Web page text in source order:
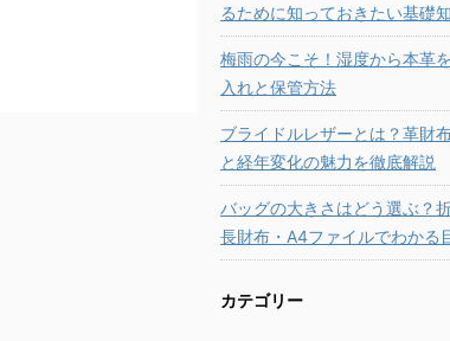
るために知っておきたい基礎
梅雨の今こそ！湿度から本革
入れと保管方法
ブライドルレザーとは？革財
と経年変化の魅力を徹底解説
バッグの大きさはどう選ぶ？
長財布・A4ファイルでわかる
カテゴリー